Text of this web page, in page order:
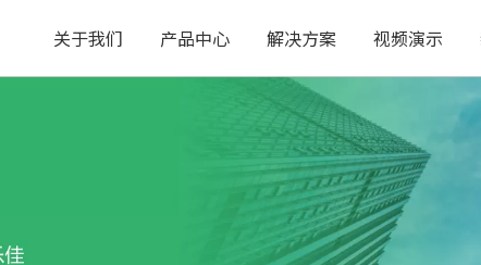
关于我们 产品中心 解决方案 视频演示